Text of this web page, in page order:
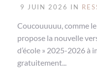
9 JUIN 2026 IN
Coucouuuuu, comme
propose la nouvelle
d’école » 2025-2026 à
gratuitement...